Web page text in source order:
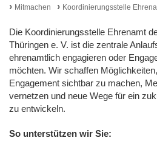
› Mitmachen › Koordinierungsstelle
Die Koordinierungsstelle Ehrenamt
Thüringen e. V. ist die zentrale
ehrenamtlich engagieren oder
möchten. Wir schaffen
Engagement sichtbar zu machen,
vernetzen und neue Wege für ein
zu entwickeln.
So unterstützen wir Sie: